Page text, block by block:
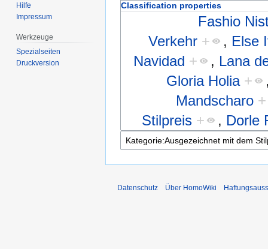
Classification properties
Fashio
Verkehr + , Else
Navidad + , Lana
Gloria Holia +
Mandscharo +
Stilpreis + , Dorle
Hilfe
Impressum
Werkzeuge
Spezialseiten
Druckversion
Datenschutz Über HomoWiki